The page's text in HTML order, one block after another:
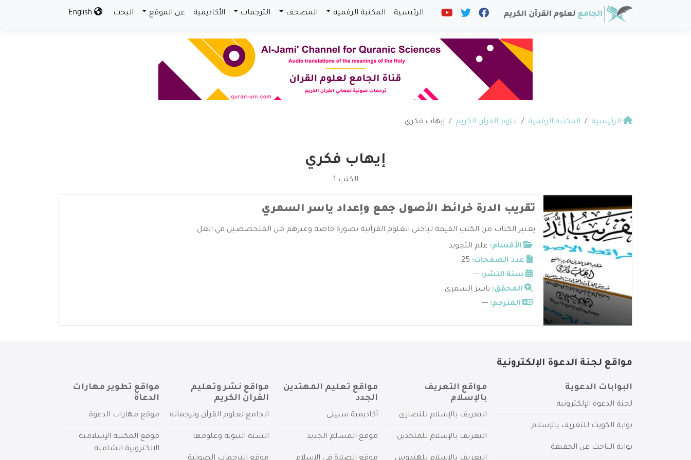
الرئيسية المكتبة الرقمية المصحف الترجمات الأكاديمية عن الموقع البحث
الرئيسية المكتبة الرقمية علوم القرآن الكريم إيهاب فكري
إيهاب فكري
الكتب 1
تقريب الدرة خرائط الأصول جمع وإعداد ياسر السمري
يعتبر الكتاب من الكتب القيمة لباحثي العلوم القرآنية بصورة خاصة وغيرهم من المتخصصين في العل ...
الأقسام: علم التجويد
عدد الصفحات:
سنة النشر: ---
المحقق: ياسر السمري
المترجم: ---
مواقع لجنة الدعوة الإلكترونية
البوابات الدعوية
لجنة الدعوة الإلكترونية
بوابة الكويت للتعريف بالإسلام
بوابة الباحث عن الحقيقة
مواقع التعريف
بالإسلام
التعريف بالإسلام للنصارى
التعريف بالإسلام للملحدين
مواقع تعليم المهتدين
الجدد
أكاديمية سبيلي
موقع المسلم الجديد
مواقع نشر وتعليم
القرآن الكريم
الجامع لعلوم القرآن وترجماته
السنة النبوية وعلومها
مواقع تطوير مهارات
الدعاة
موقع مهارات الدعوة
موقع المكتبة الإسلامية
الإلكترونية الشاملة